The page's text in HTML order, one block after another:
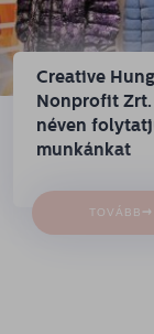
Creative
Nonprofit Zrt.
néven
munkánkat
TOVÁBB →